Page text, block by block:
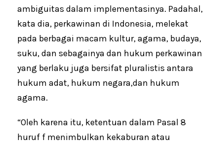
ambiguitas dalam implementasinya. Padahal,
kata dia, perkawinan di Indonesia, melekat
pada berbagai macam kultur, agama, budaya,
suku, dan sebagainya dan hukum perkawinan
yang berlaku juga bersifat pluralistis antara
hukum adat, hukum negara,dan hukum
agama.
“Oleh karena itu, ketentuan dalam Pasal 8
huruf f menimbulkan kekaburan atau